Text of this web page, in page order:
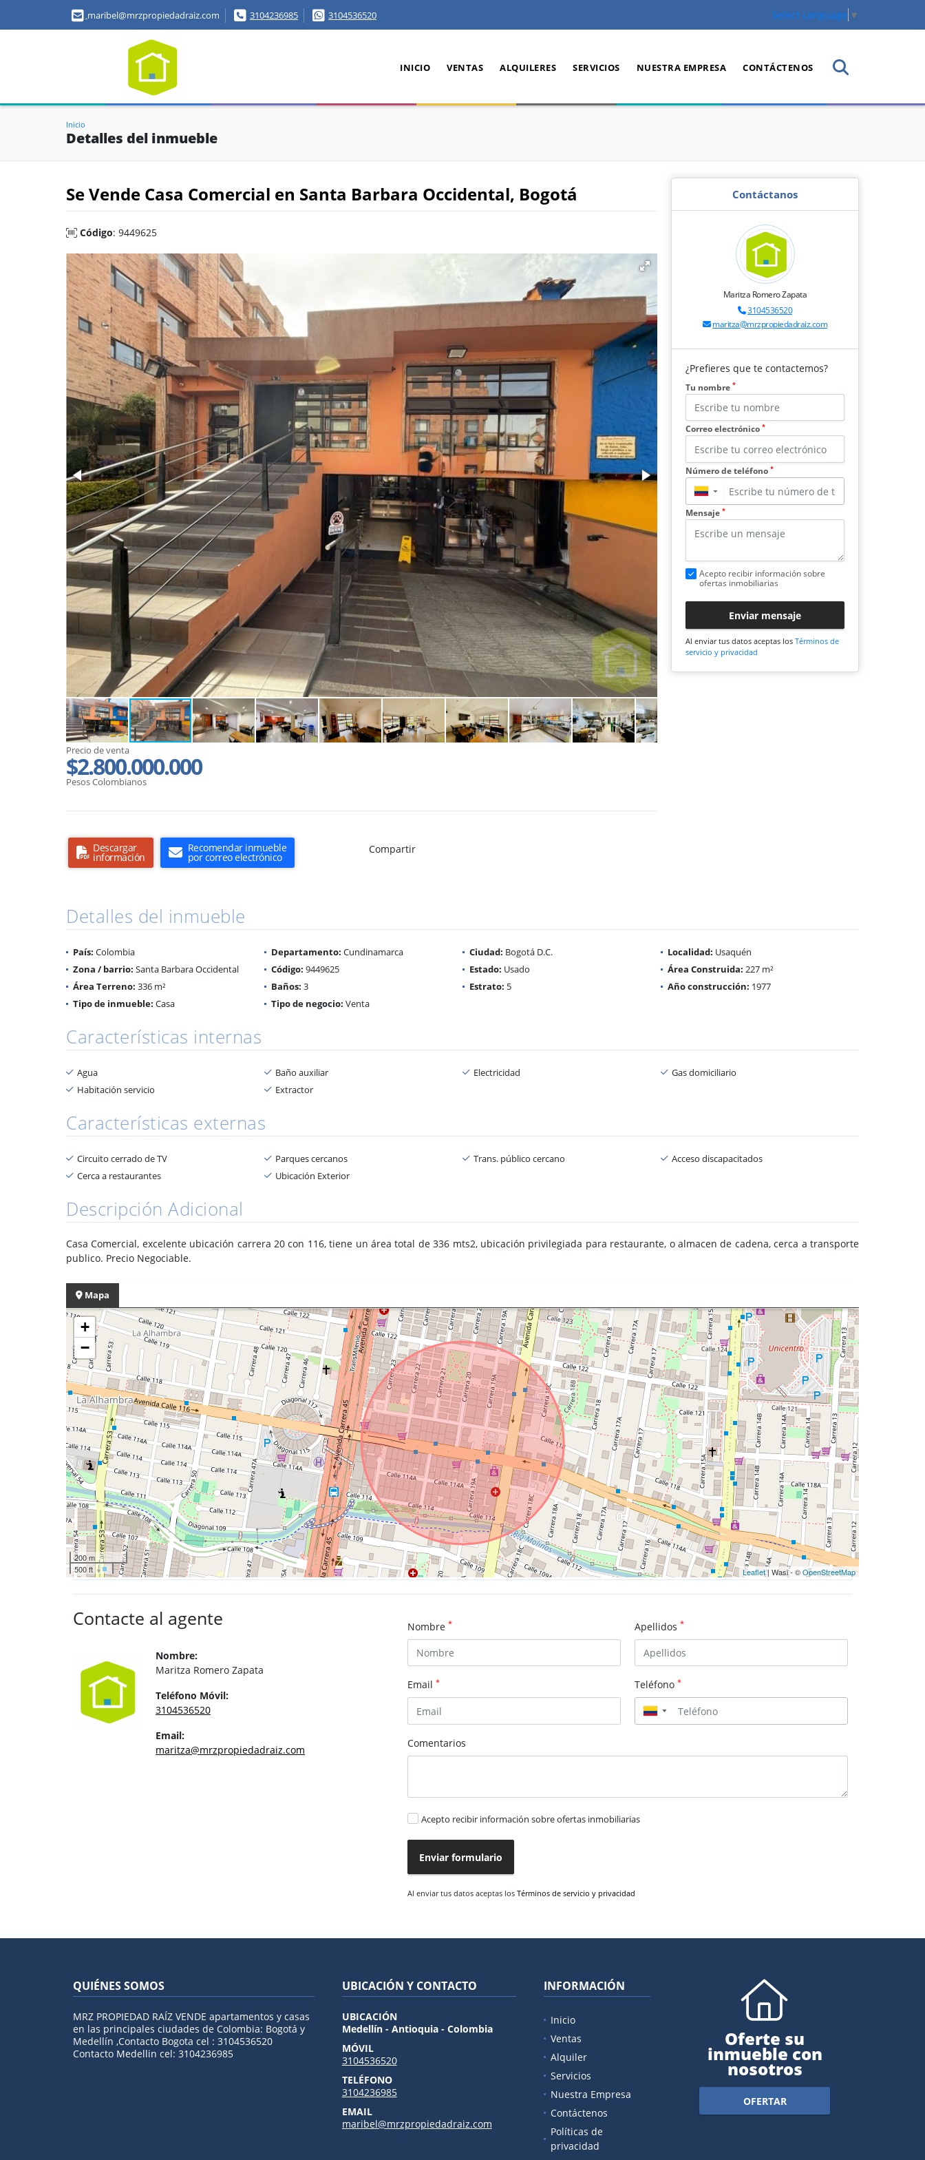
maribel@mrzpropiedadraiz.com 3104236985 3104536520 Select Language ▼
INICIO VENTAS ALQUILERES SERVICIOS NUESTRA EMPRESA CONTÁCTENOS
Inicio
Detalles del inmueble
Se Vende Casa Comercial en Santa Barbara Occidental, Bogotá
Código: 9449625
Precio de venta
$2.800.000.000
Pesos Colombianos
Descargar
información
Recomendar inmueble
por correo electrónico
Compartir
Contáctanos
Maritza Romero Zapata
3104536520
maritza@mrzpropiedadraiz.com
¿Prefieres que te contactemos?
Tu nombre *
Correo electrónico *
Número de teléfono *
▼
Mensaje *
Acepto recibir información sobre
ofertas inmobiliarias
Enviar mensaje
Al enviar tus datos aceptas los Términos de
servicio y privacidad
Detalles del inmueble
País: Colombia Departamento: Cundinamarca Ciudad: Bogotá D.C. Localidad: Usaquén
Zona / barrio: Santa Barbara Occidental Código: 9449625 Estado: Usado Área Construida: 227 m²
Área Terreno: 336 m² Baños: 3 Estrato: 5 Año construcción: 1977
Tipo de inmueble: Casa Tipo de negocio: Venta
Características internas
Agua Baño auxiliar Electricidad
Gas domiciliario
Habitación servicio
Extractor
Características externas
Circuito cerrado de TV Parques cercanos Trans. público cercano
Acceso discapacitados
Cerca a restaurantes
Ubicación Exterior
Descripción Adicional
Casa Comercial, excelente ubicación carrera 20 con 116, tiene un área total de 336 mts2, ubicación privilegiada para restaurante, o almacen de cadena, cerca a transporte
publico. Precio Negociable.
Mapa
+
−
200 m
500 ft
Leaflet| Wasi - ©OpenStreetMap
Contacte al agente
Nombre:
Maritza Romero Zapata
Teléfono Móvil:
3104536520
Email:
maritza@mrzpropiedadraiz.com
Nombre * Apellidos *
Email * Teléfono *
▼
Comentarios
Acepto recibir información sobre ofertas inmobiliarias
Enviar formulario
Al enviar tus datos aceptas los Términos de servicio y privacidad
QUIÉNES SOMOS
MRZ PROPIEDAD RAÍZ VENDE apartamentos y casas
en las principales ciudades de Colombia: Bogotá y
Medellín ,Contacto Bogota cel : 3104536520
Contacto Medellin cel: 3104236985
UBICACIÓN Y CONTACTO
UBICACIÓN
Medellín - Antioquia - Colombia
MÓVIL
3104536520
TELÉFONO
3104236985
EMAIL
maribel@mrzpropiedadraiz.com
INFORMACIÓN
Inicio
Ventas
Alquiler
Servicios
Nuestra Empresa
Contáctenos
Políticas de
privacidad
Oferte su
inmueble con
nosotros
OFERTAR